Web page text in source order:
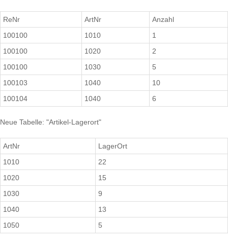
ReNr ArtNr
Anzahl
100100
1010
1
100100
1020
2
100100
1030
5
100103
1040
10
100104
1040 6
Neue Tabelle: "Artikel-Lagerort"
ArtNr
LagerOrt
1010
22
1020
15
1030
9
1040
13
1050
5